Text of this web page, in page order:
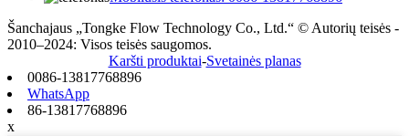
Šanchajaus „Tongke Flow Technology Co., Ltd.“ © Autorių teisės -
2010–2024: Visos teisės saugomos.
Karšti produktai-Svetainės planas
0086-13817768896
WhatsApp
86-13817768896
x